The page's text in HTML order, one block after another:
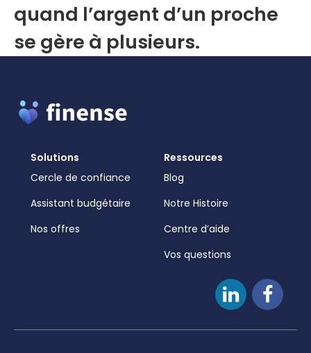
quand l’argent d’un proche
se gère à plusieurs.
Solutions
Cercle de confiance
Assistant budgétaire
Nos offres
Ressources
Blog
Notre Histoire
Centre d’aide
Vos questions